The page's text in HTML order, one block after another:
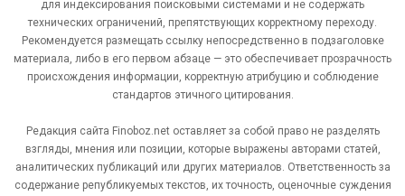
для индексирования поисковыми системами и не содержать
технических ограничений, препятствующих корректному переходу.
Рекомендуется размещать ссылку непосредственно в подзаголовке
материала, либо в его первом абзаце — это обеспечивает прозрачность
происхождения информации, корректную атрибуцию и соблюдение
стандартов этичного цитирования.
Редакция сайта Finoboz.net оставляет за собой право не разделять
взгляды, мнения или позиции, которые выражены авторами статей,
аналитических публикаций или других материалов. Ответственность за
содержание републикуемых текстов, их точность, оценочные суждения